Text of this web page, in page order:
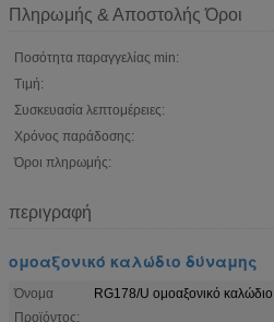
Πληρωμής & Αποστολής Όροι
Ποσότητα παραγγελίας min:
Τιμή:
Συσκευασία λεπτομέρειες:
Χρόνος παράδοσης:
Όροι πληρωμής:
περιγραφή
ομοαξονικό καλώδιο δύναμης
Όνομα
Προϊόντος:
RG178/U ομοαξονικό καλώδιο